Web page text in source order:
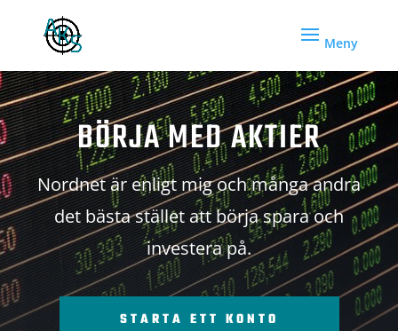
BÖRJA MED AKTIER
Nordnet är enligt mig och många andra
det bästa stället att börja spara och
investera på.
STARTA ETT KONTO